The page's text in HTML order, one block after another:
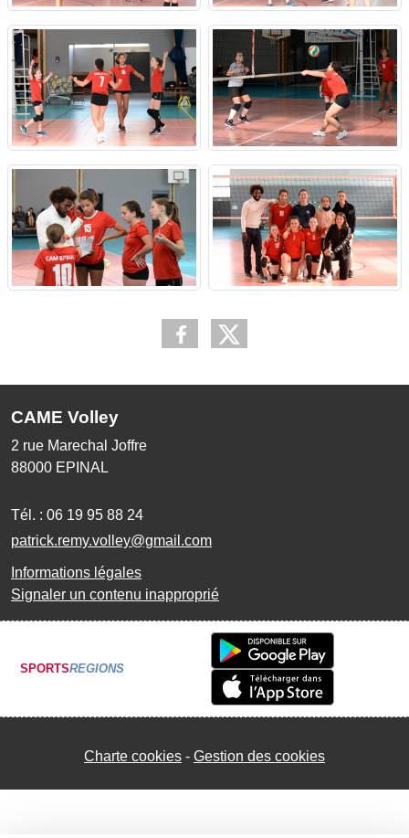
CAME Volley
2 rue Marechal Joffre
88000 EPINAL
Tél. : 06 19 95 88 24
patrick.remy.volley@gmail.com
Informations légales
Signaler un contenu inapproprié
SPORTSREGIONS
Charte cookies Gestion des cookies